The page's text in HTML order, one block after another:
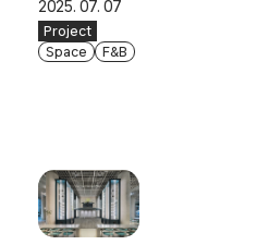
2025. 07. 07
Project
Space
F&B